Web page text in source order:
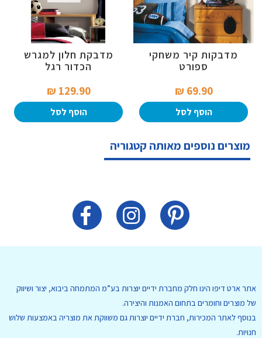
מדבקות קיר משחקי
ספורט
69.90 ₪‎
הוסף לסל
מדבקת חלון למגרש
הכדור רגל
129.90 ₪‎
הוסף לסל
מוצרים נוספים מאותה קטגוריה
אתר ארט דיפו הינו חלק מחברת ידיים יוצרות בע”מ המתמחה ביבוא, יצור ושיווק
של מוצרים וחומרים בתחום האמנות והיצירה.
בנוסף לאתר המכירות, חברת ידיים יוצרות גם משווקת את מוצריה באמצעות שלוש
חנויות.